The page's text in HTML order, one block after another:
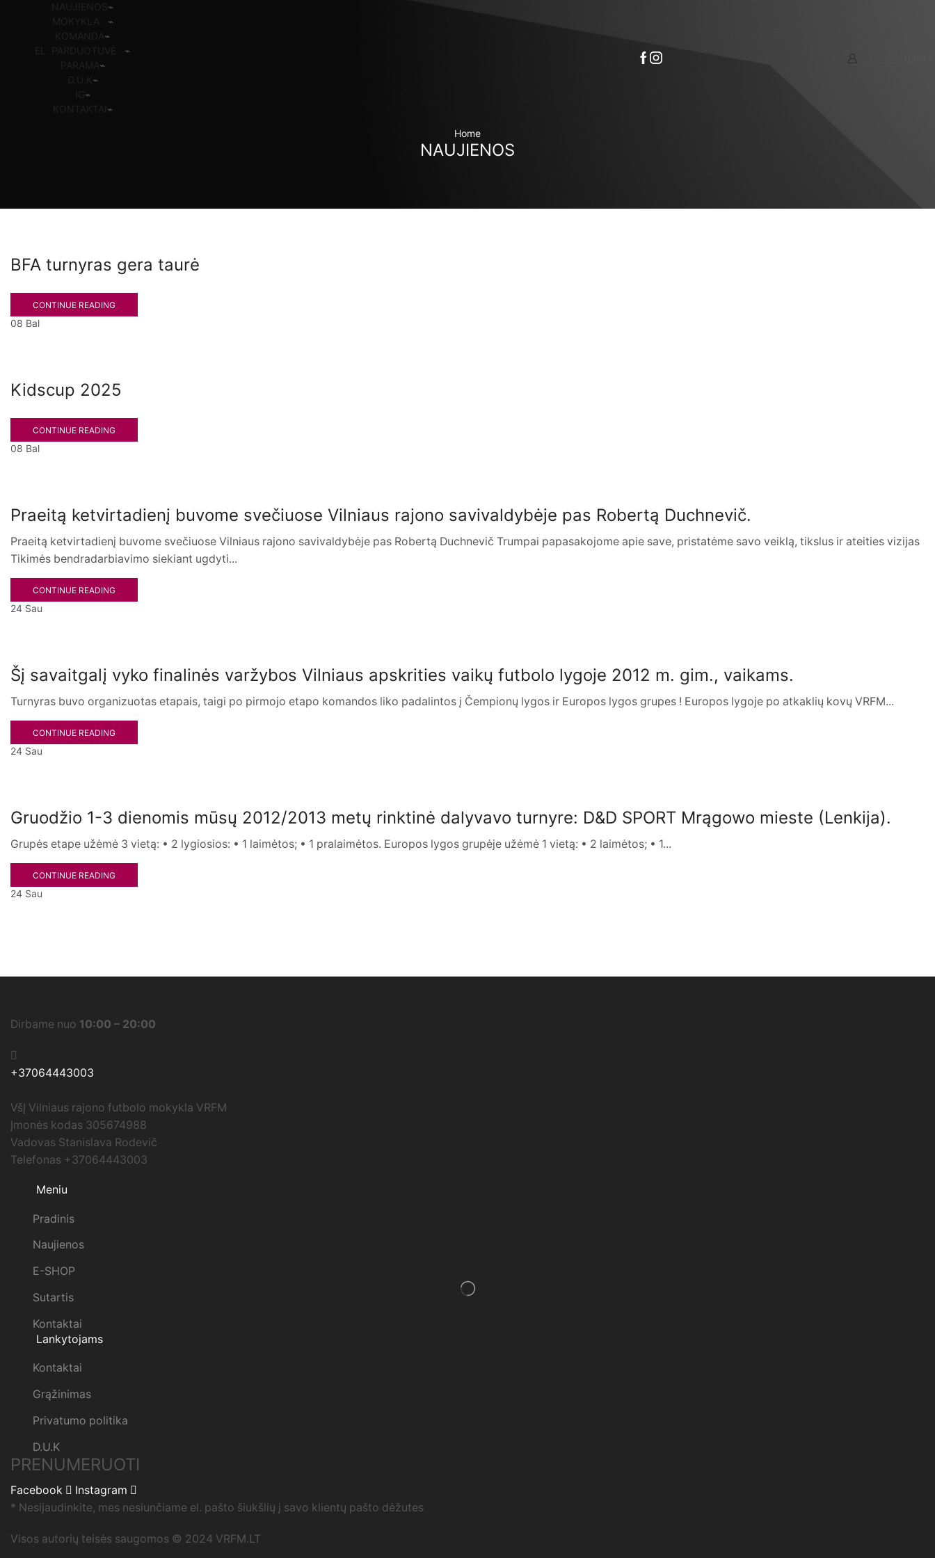
NAUJIENOS
MOKYKLA
KOMANDA
EL. PARDUOTUVĖ
PARAMA
IG
KONTAKTAI
Home
NAUJIENOS
BFA turnyras gera taurė
CONTINUE READING
08 Bal
Kidscup 2025
CONTINUE READING
08 Bal
Praeitą ketvirtadienį buvome svečiuose Vilniaus rajono savivaldybėje pas Robertą Duchnevič.
Praeitą ketvirtadienį buvome svečiuose Vilniaus rajono savivaldybėje pas Robertą Duchnevič Trumpai papasakojome apie save, pristatėme savo veiklą, tikslus ir ateities vizijas
Tikimės bendradarbiavimo siekiant ugdyti...
CONTINUE READING
24 Sau
Šį savaitgalį vyko finalinės varžybos Vilniaus apskrities vaikų futbolo lygoje 2012 m. gim., vaikams.
Turnyras buvo organizuotas etapais, taigi po pirmojo etapo komandos liko padalintos į Čempionų lygos ir Europos lygos grupes ! Europos lygoje po atkaklių kovų VRFM...
CONTINUE READING
24 Sau
Gruodžio 1-3 dienomis mūsų 2012/2013 metų rinktinė dalyvavo turnyre: D&D SPORT Mrągowo mieste (Lenkija).
Grupės etape užėmė 3 vietą: • 2 lygiosios: • 1 laimėtos; • 1 pralaimėtos. Europos lygos grupėje užėmė 1 vietą: • 2 laimėtos; • 1...
CONTINUE READING
24 Sau
Dirbame nuo 10:00 – 20:00
+37064443003
VšĮ Vilniaus rajono futbolo mokykla VRFM
Įmonės kodas 305674988
Vadovas Stanislava Rodevič
Telefonas +37064443003
Meniu
Pradinis
Naujienos
E-SHOP
Sutartis
Kontaktai
Lankytojams
Kontaktai
Grąžinimas
Privatumo politika
D.U.K
PRENUMERUOTI
Facebook
Instagram
* Nesijaudinkite, mes nesiunčiame el. pašto šiukšlių į savo klientų pašto dėžutes
Visos autorių teisės saugomos © 2024 VRFM.LT